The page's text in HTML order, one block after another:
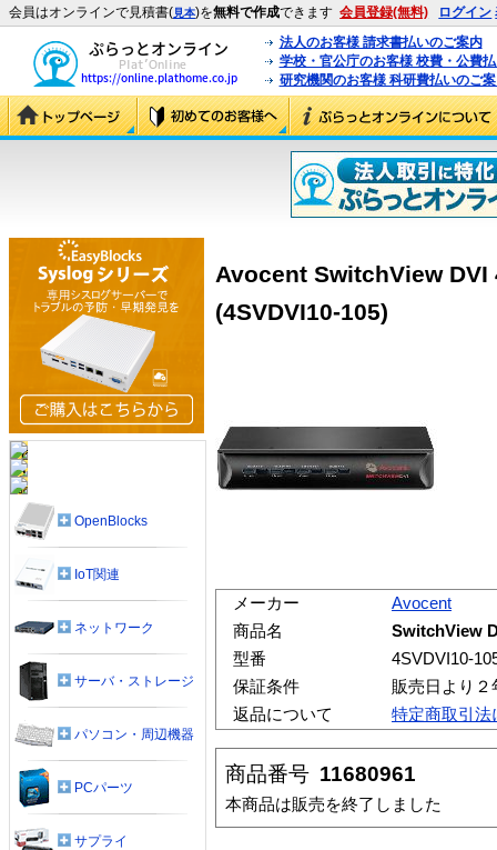
会員はオンラインで見積書(見本)を無料で作成できます 会員登録(無料) ログイン
法人のお客様 請求書払いのご案内
学校・官公庁のお客様 校費・公費
研究機関のお客様 科研費払いのご
Avocent SwitchView DVI
(4SVDVI10-105)
メーカー
Avocent
商品名
SwitchView
型番
4SVDVI10-
保証条件
販売日より
返品について
特定商取引法
商品番号 11680961
本商品は販売を終了しました
OpenBlocks
IoT関連
ネットワーク
サーバ・ストレージ
パソコン・周辺機器
PCパーツ
サプライ